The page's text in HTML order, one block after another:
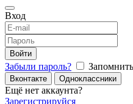
Вход
Войти
Забыли пароль?
Вконтакте Одноклассники
Ещё нет аккаунта?
Зарегистрируйся